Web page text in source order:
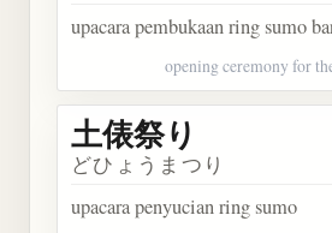
upacara pembukaan ring sumo
opening ceremony for
土俵祭り
どひょうまつり
upacara penyucian ring sumo